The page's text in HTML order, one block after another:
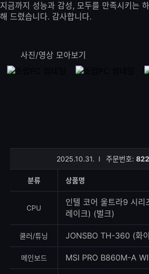
지금까지 성능과 감성, 모두를 만족시키는
해 드렸습니다. 감사합니다.
사진/영상 모아보기
2025.10.31. l 주문번호:
분류 상품명
CPU
인텔 코어 울트라9 시
레이크) (벌크)
쿨러/튜닝 JONSBO TH-360 (화
메인보드 MSI PRO B860M-A